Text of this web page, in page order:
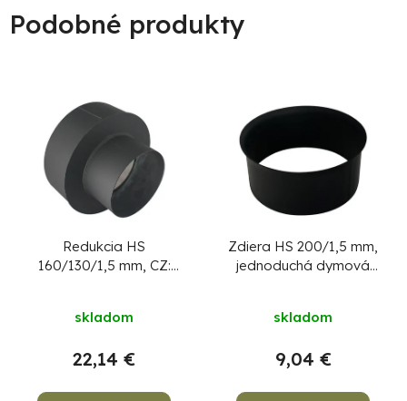
Podobné produkty
Redukcia HS
160/130/1,5 mm, CZ:
skladom
22,14 €
Zdiera HS 200/1,5 mm,
jednoduchá dymová
skladom
9,04 €